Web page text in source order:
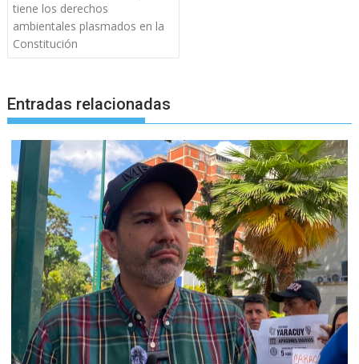
tiene los derechos
ambientales plasmados en la
Constitución
Entradas relacionadas